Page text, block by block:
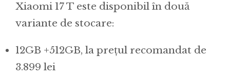
Xiaomi 17 T este disponibil în două
variante de stocare:
12GB +512GB, la prețul recomandat de
3.899 lei